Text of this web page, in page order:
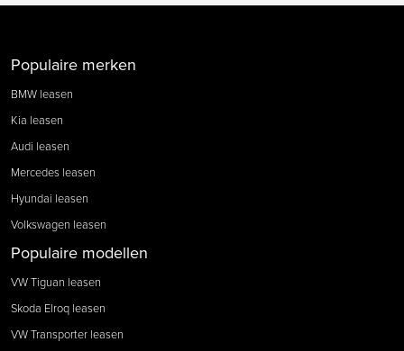
Populaire merken
BMW leasen
Kia leasen
Audi leasen
Mercedes leasen
Hyundai leasen
Volkswagen leasen
Populaire modellen
VW Tiguan leasen
Skoda Elroq leasen
VW Transporter leasen